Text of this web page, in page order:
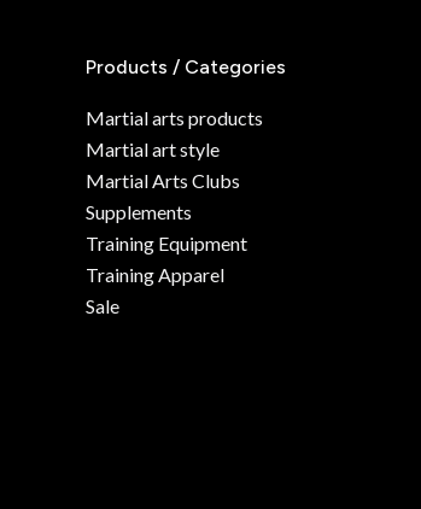
Products / Categories
Martial arts products
Martial art style
Martial Arts Clubs
Supplements
Training Equipment
Training Apparel
Sale